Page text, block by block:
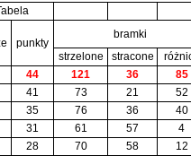
punkty
bramki
strzelone
stracone
44 121 36
85
41 73 21
52
35 76 36
40
31 61 57
4
28 70 58
12